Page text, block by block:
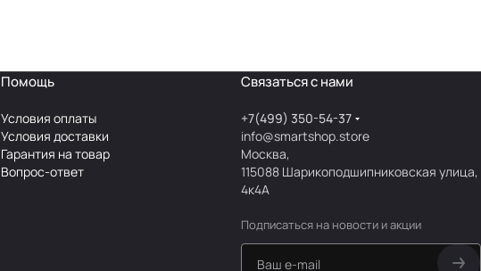
Помощь
Условия оплаты
Условия доставки
Гарантия на товар
Вопрос-ответ
Связаться с нами
+7(499) 350-54-37
info@smartshop.store
Москва,
115088 Шарикоподшипниковская улица,
4к4А
Подписаться на новости и акции